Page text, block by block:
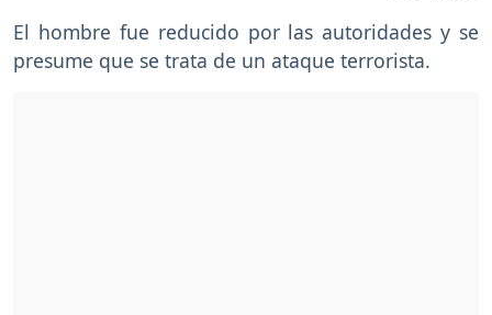
El hombre fue reducido por las autoridades y se
presume que se trata de un ataque terrorista.